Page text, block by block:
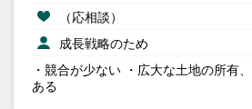
（応相談）
成長戦略のため
・競合が少ない ・広大な土地の所有
ある